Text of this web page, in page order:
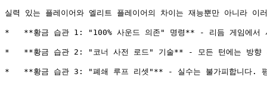
실력 있는 플레이어와 엘리트 플레이어의 차이는 재능뿐만 아니라
*   **황금 습관 1: "100% 사운드 의존" 명령** - 리듬 게임에서 시
*   **황금 습관 2: "코너 사전 로드" 기술** - 모든 턴에는 방향 전
*   **황금 습관 3: "폐쇄 루프 리셋"** - 실수는 불가피합니다. 평